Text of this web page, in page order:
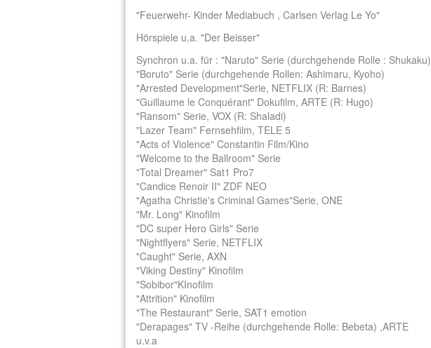
"Feuerwehr- Kinder Mediabuch , Carlsen Verlag Le Yo"
Hörspiele u.a. "Der Beisser"
Synchron u.a. für : "Naruto" Serie (durchgehende Rolle : Shukaku)
"Boruto" Serie (durchgehende Rollen: Ashimaru, Kyoho)
"Arrested Development"Serie, NETFLIX (R: Barnes)
"Guillaume le Conquérant" Dokufilm, ARTE (R: Hugo)
"Ransom" Serie, VOX (R: Shaladi)
"Lazer Team" Fernsehfilm, TELE 5
"Acts of Violence" Constantin Film/Kino
"Welcome to the Ballroom" Serie
"Total Dreamer" Sat1 Pro7
"Candice Renoir II" ZDF NEO
"Agatha Christie's Criminal Games"Serie, ONE
"Mr. Long" Kinofilm
"DC super Hero Girls" Serie
"Nightflyers" Serie, NETFLIX
"Caught" Serie, AXN
"Viking Destiny" Kinofilm
"Sobibor"KInofilm
"Attrition" Kinofilm
"The Restaurant" Serie, SAT1 emotion
"Derapages" TV -Reihe (durchgehende Rolle: Bebeta) ,ARTE
u.v.a